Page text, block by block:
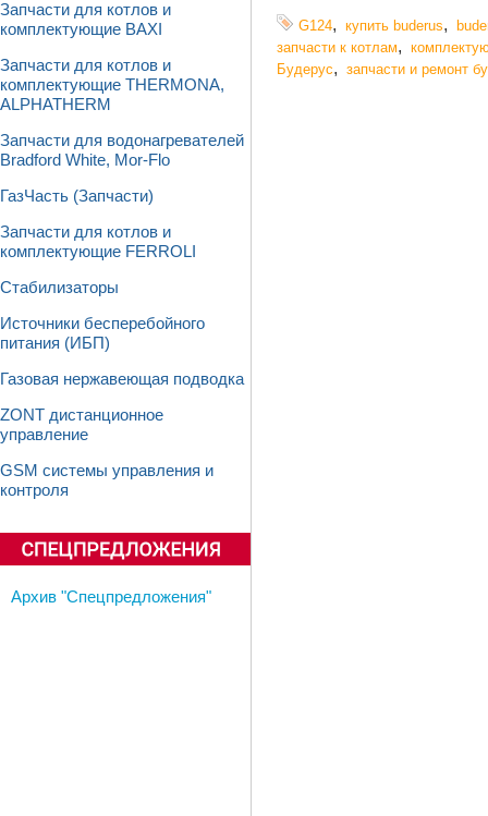
Запчасти для котлов и
комплектующие BAXI
Запчасти для котлов и
комплектующие THERMONA,
ALPHATHERM
Запчасти для водонагревателей
Bradford White, Mor-Flo
ГазЧасть (Запчасти)
Запчасти для котлов и
комплектующие FERROLI
Стабилизаторы
Источники бесперебойного
питания (ИБП)
Газовая нержавеющая подводка
ZONT дистанционное
управление
GSM системы управления и
контроля
Архив "Спецпредложения"
G124, купить buderus,
запчасти к котлам,
Будерус, запчасти и ремонт